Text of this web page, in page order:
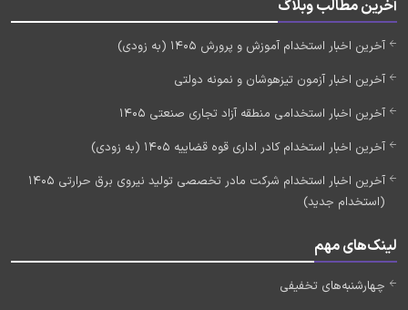
آخرین مطالب وبلاگ
آخرین اخبار استخدام آموزش و پرورش 1405 (به زودی)
آخرین اخبار آزمون تیزهوشان و نمونه دولتی
آخرین اخبار استخدامی منطقه آزاد تجاری صنعتی 1405
آخرین اخبار استخدام کادر اداری قوه قضاییه 1405 (به زودی)
آخرین اخبار استخدام شرکت مادر تخصصی تولید نیروی برق حرارتی 1405
(استخدام جدید)
لینک‌های مهم
چهارشنبه‌های تخفیفی